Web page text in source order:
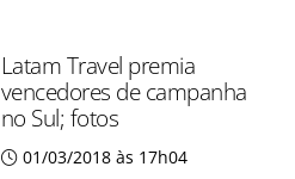
Latam Travel premia
vencedores de campanha
no Sul; fotos
01/03/2018 às 17h04